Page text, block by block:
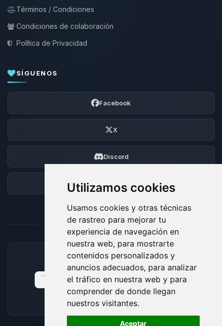
Utilizamos cookies
Usamos cookies y otras técnicas
de rastreo para mejorar tu
experiencia de navegación en
nuestra web, para mostrarte
contenidos personalizados y
anuncios adecuados, para analizar
el tráfico en nuestra web y para
comprender de donde llegan
nuestros visitantes.
Aceptar
Términos / Condiciones
Condiciones de colaboración
Política de Privacidad
SÍGUENOS
Facebook
X
Discord
Foro
MÉTODOS DE PAGO ACEPTADOS
🍪